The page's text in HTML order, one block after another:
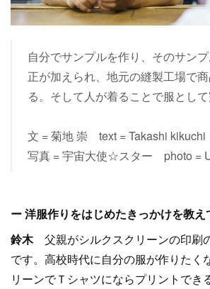
自分でサンプルを作り、そのサン
正が加えられ、地元の縫製工場で
る。そして人が着ることで服として
文 = 菊地 崇 text = Takashi kikuchi
写真 = 宇宙大使☆スター photo =
ー 洋服作りをはじめたきっかけを教え
鈴木 父親がシルクスクリーンの印刷
です。高校時代に自分の服が作りたく
リーンでＴシャツにならプリントでき